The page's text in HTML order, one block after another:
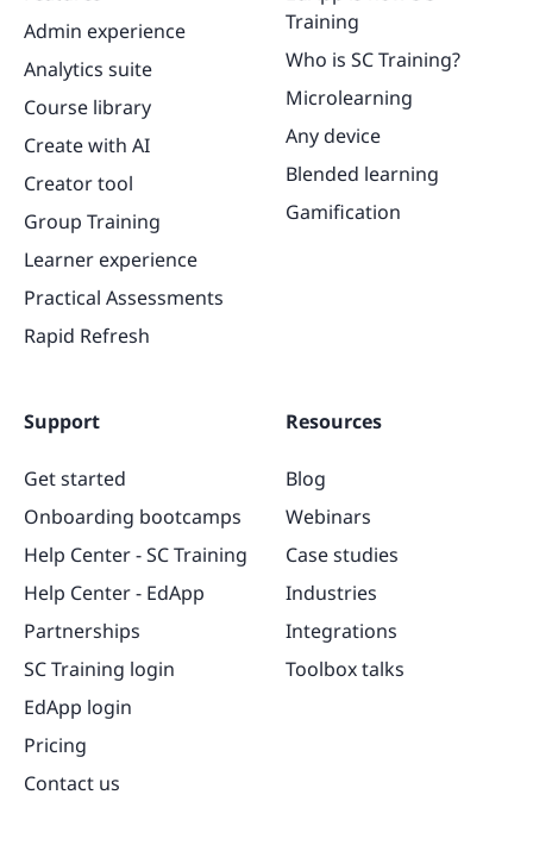
Admin experience
Analytics suite
Course library
Create with AI
Creator tool
Group Training
Learner experience
Practical Assessments
Rapid Refresh
Training
Who is SC Training?
Microlearning
Any device
Blended learning
Gamification
Support
Get started
Onboarding bootcamps
Help Center - SC Training
Help Center - EdApp
Partnerships
SC Training login
EdApp login
Pricing
Contact us
Resources
Blog
Webinars
Case studies
Industries
Integrations
Toolbox talks